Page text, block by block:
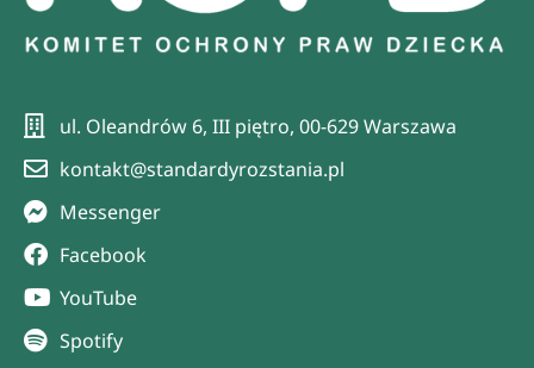
ul. Oleandrów 6, III piętro, 00-629 Warszawa
kontakt@standardyrozstania.pl
Messenger
Facebook
YouTube
Spotify